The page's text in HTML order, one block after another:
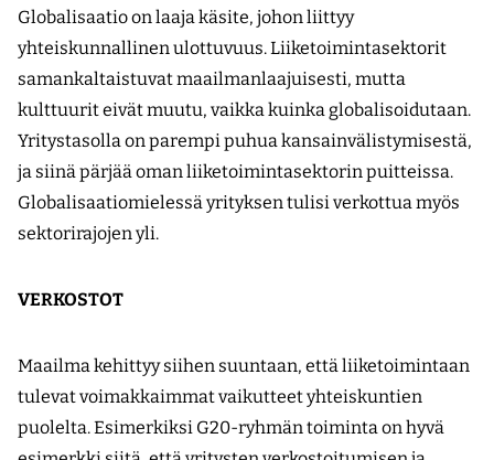
Globalisaatio on laaja käsite, johon liittyy
yhteiskunnallinen ulottuvuus. Liiketoimintasektorit
samankaltaistuvat maailmanlaajuisesti, mutta
kulttuurit eivät muutu, vaikka kuinka globalisoidutaan.
Yritystasolla on parempi puhua kansainvälistymisestä,
ja siinä pärjää oman liiketoimintasektorin puitteissa.
Globalisaatiomielessä yrityksen tulisi verkottua myös
sektorirajojen yli.
VERKOSTOT
Maailma kehittyy siihen suuntaan, että liiketoimintaan
tulevat voimakkaimmat vaikutteet yhteiskuntien
puolelta. Esimerkiksi G20-ryhmän toiminta on hyvä